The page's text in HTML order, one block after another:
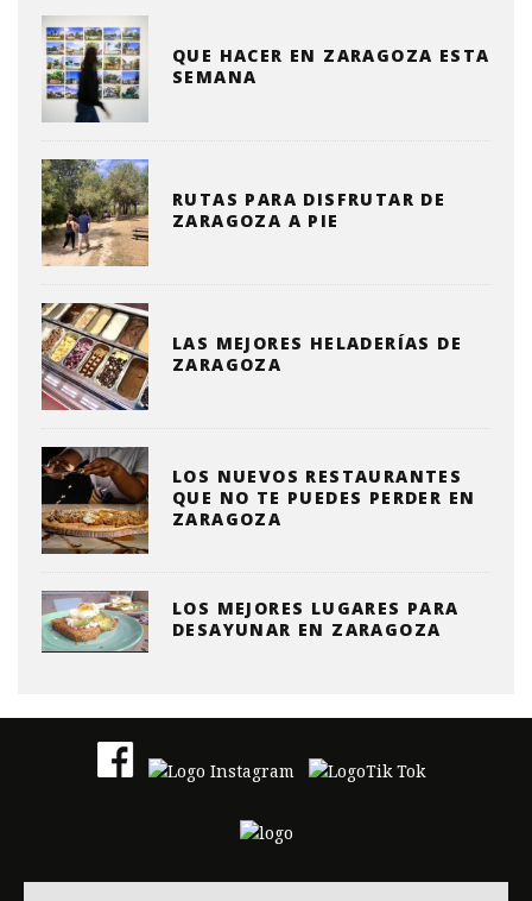
QUE HACER EN ZARAGOZA ESTA
SEMANA
RUTAS PARA DISFRUTAR DE
ZARAGOZA A PIE
LAS MEJORES HELADERÍAS DE
ZARAGOZA
LOS NUEVOS RESTAURANTES
QUE NO TE PUEDES PERDER EN
ZARAGOZA
LOS MEJORES LUGARES PARA
DESAYUNAR EN ZARAGOZA